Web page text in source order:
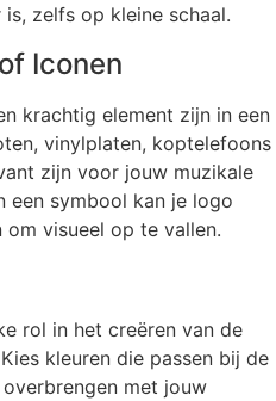
zelfs op kleine schaal.
Iconen
krachtig element zijn in een
vinylplaten, koptelefoons
zijn voor jouw muzikale
een symbool kan je logo
om visueel op te vallen.
rol in het creëren van de
kleuren die passen bij de
met jouw